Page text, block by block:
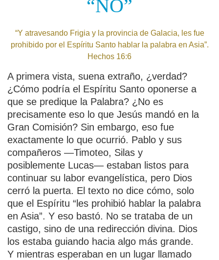
“NO”
“Y atravesando Frigia y la provincia de Galacia, les fue
prohibido por el Espíritu Santo hablar la palabra en Asia”.
Hechos 16:6
A primera vista, suena extraño, ¿verdad?
¿Cómo podría el Espíritu Santo oponerse a
que se predique la Palabra? ¿No es
precisamente eso lo que Jesús mandó en la
Gran Comisión? Sin embargo, eso fue
exactamente lo que ocurrió. Pablo y sus
compañeros —Timoteo, Silas y
posiblemente Lucas— estaban listos para
continuar su labor evangelística, pero Dios
cerró la puerta. El texto no dice cómo, solo
que el Espíritu “les prohibió hablar la palabra
en Asia”. Y eso bastó. No se trataba de un
castigo, sino de una redirección divina. Dios
los estaba guiando hacia algo más grande.
Y mientras esperaban en un lugar llamado